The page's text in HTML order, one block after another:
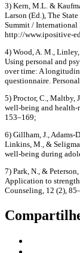
3) Kern, M.L. &
Larson (Ed.), The
Summit / International
http://www.ipositive-
4) Wood, A. M.,
Using personal and
over time: A
questionnaire.
5) Proctor, C., Maltby,
well-being and health-
153–169;
6) Gillham, J., Adams-
Linkins, M., &
well-being during
7) Park, N., &
Application to
Counseling, 12 (2),